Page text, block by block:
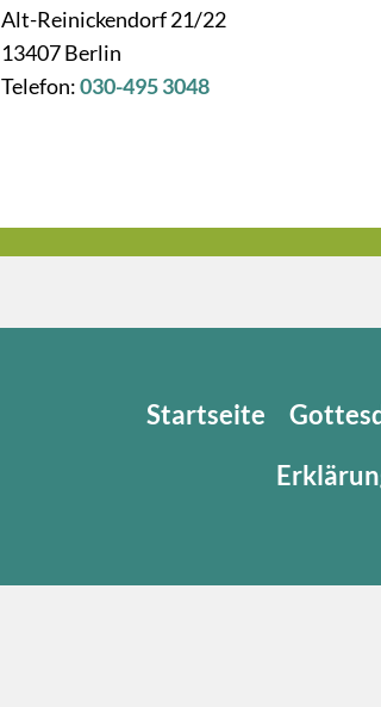
Alt-Reinickendorf 21/22
13407 Berlin
Telefon:030-495 3048
Startseite